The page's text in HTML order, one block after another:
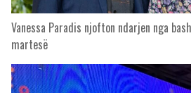
Vanessa Paradis njofton ndarjen nga
martesë